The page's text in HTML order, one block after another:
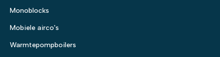
Monoblocks
Mobiele airco's
Warmtepompboilers